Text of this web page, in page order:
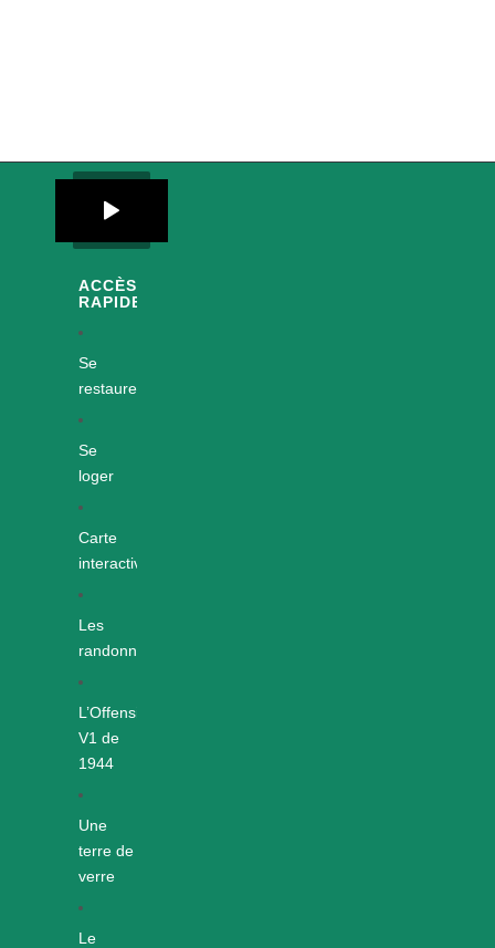
ACCÈS
RAPIDES
Se
restaurer
Se
loger
Carte
interactive
Les
randonnées
L’Offensive
V1 de
1944
Une
terre de
verre
Le